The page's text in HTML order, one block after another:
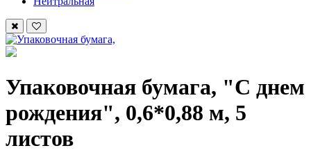
Упаковочная бумага, "С днем
рождения", 0,6*0,88 м, 5
листов